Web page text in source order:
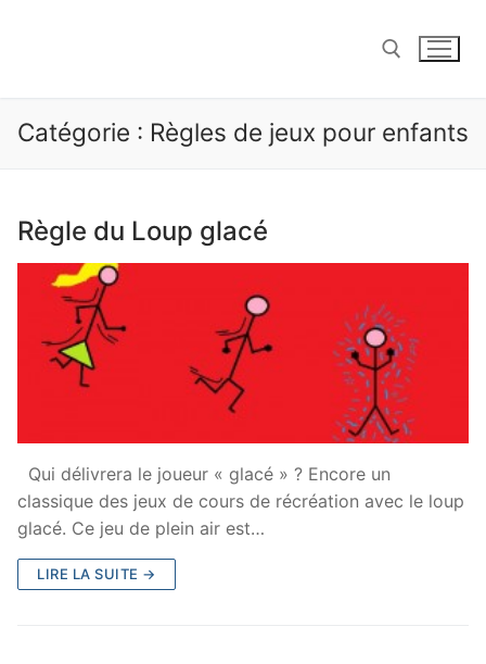
Rechercher :
Catégorie : Règles de jeux pour enfants
Règle du Loup glacé
Qui délivrera le joueur « glacé » ? Encore un
classique des jeux de cours de récréation avec le loup
glacé. Ce jeu de plein air est…
LIRE LA SUITE →